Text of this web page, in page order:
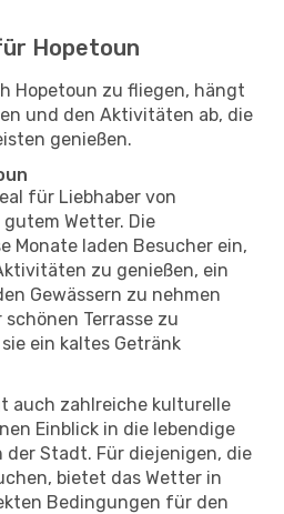
Hopetoun
Hopetoun zu fliegen, hängt
und den Aktivitäten ab, die
genießen.
für Liebhaber von
Wetter. Die
Monate laden Besucher ein,
zu genießen, ein
Gewässern zu nehmen
Terrasse zu
ein kaltes Getränk
auch zahlreiche kulturelle
Einblick in die lebendige
Stadt. Für diejenigen, die
bietet das Wetter in
Bedingungen für den